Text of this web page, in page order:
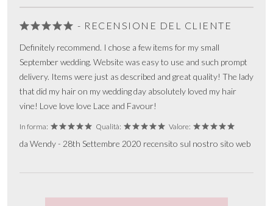
- RECENSIONE DEL CLIENTE
Definitely recommend. I chose a few items for my small
September wedding. Website was easy to use and such prompt
delivery. Items were just as described and great quality! The lady
that did my hair on my wedding day absolutely loved my hair
vine! Love love love Lace and Favour!
In forma: Qualità: Valore:
da Wendy - 28th Settembre 2020 recensito sul nostro sito web